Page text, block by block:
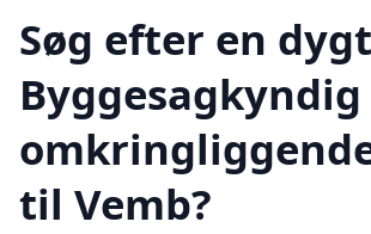
Søg efter en
Byggesagkyndig
til Vemb?